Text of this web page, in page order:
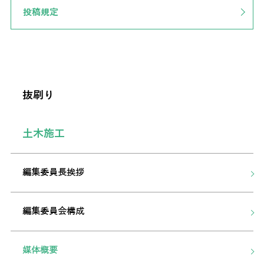
投稿規定
抜刷り
土木施工
編集委員長挨拶
編集委員会構成
媒体概要